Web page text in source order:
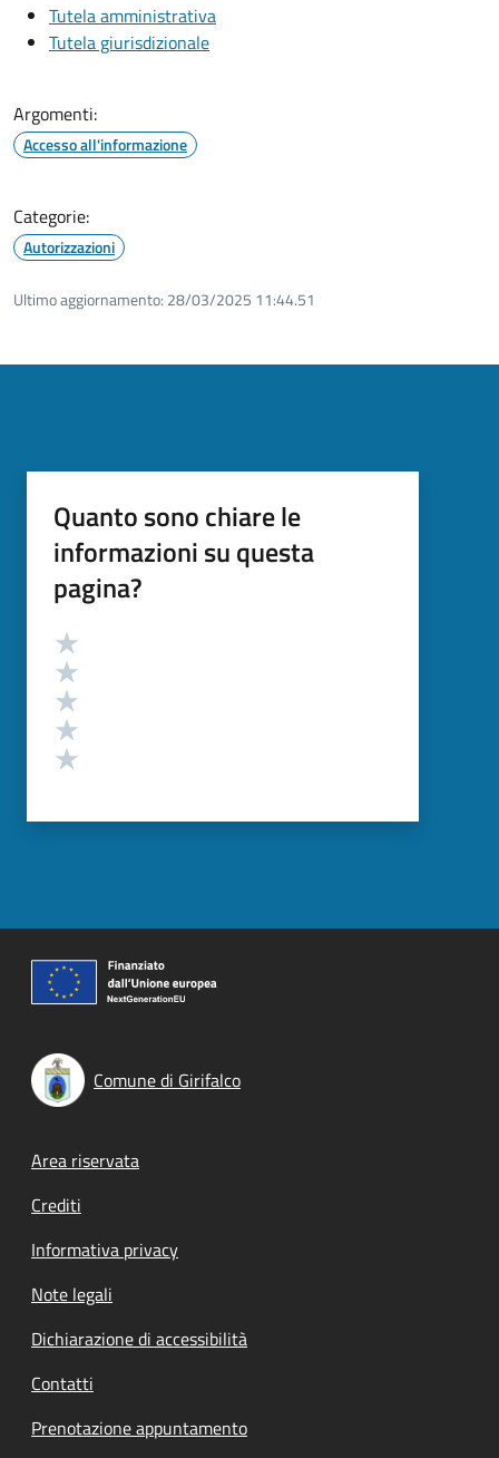
Tutela amministrativa
Tutela giurisdizionale
Argomenti:
Accesso all'informazione
Categorie:
Autorizzazioni
Ultimo aggiornamento: 28/03/2025 11:44.51
Quanto sono chiare le
informazioni su questa
pagina?
Valutazione
Comune di Girifalco
Footer menu
Area riservata
Crediti
Informativa privacy
Note legali
Dichiarazione di accessibilità
Contatti
Prenotazione appuntamento